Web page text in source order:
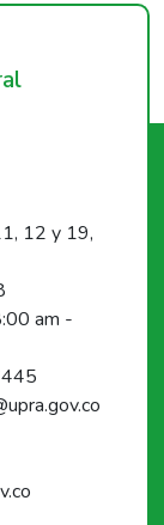
12 y 19,
am -